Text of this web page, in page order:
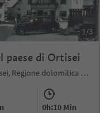
1/3
paese di Ortisei
Ortisei/Urtijëi, Ortisei, Regione dolomitica Val Gardena
0h:10 Min